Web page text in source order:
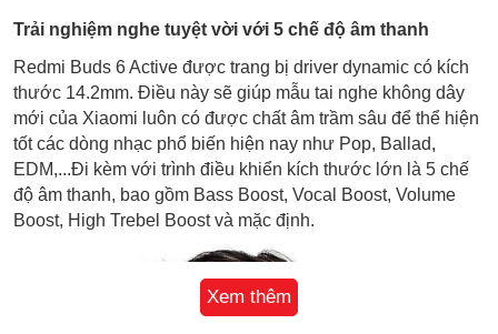
Trải nghiệm nghe tuyệt vời với 5 chế độ âm thanh
Redmi Buds 6 Active được trang bị driver dynamic có kích
thước 14.2mm. Điều này sẽ giúp mẫu tai nghe không dây
mới của Xiaomi luôn có được chất âm trầm sâu để thể hiện
tốt các dòng nhạc phổ biến hiện nay như Pop, Ballad,
EDM,...Đi kèm với trình điều khiển kích thước lớn là 5 chế
độ âm thanh, bao gồm Bass Boost, Vocal Boost, Volume
Boost, High Trebel Boost và mặc định.
Xem thêm